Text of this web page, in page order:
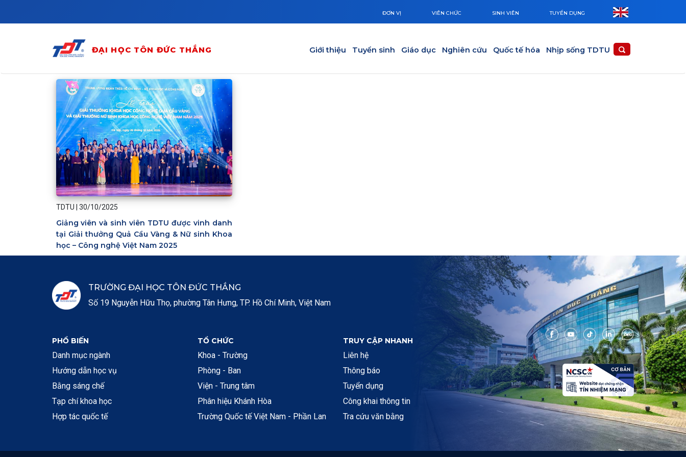
ĐƠN VỊ VIÊN CHỨC SINH VIÊN TUYỂN DỤNG
ĐẠI HỌC TÔN ĐỨC THẮNG Giới thiệu Tuyển sinh Giáo dục Nghiên cứu Quốc tế hóa Nhịp sống TDTU
TDTU 30/10/2025
Giảng viên và sinh viên TDTU được vinh danh
tại Giải thưởng Quả Cầu Vàng & Nữ sinh Khoa
học – Công nghệ Việt Nam 2025
TRƯỜNG ĐẠI HỌC TÔN ĐỨC THẮNG
Số 19 Nguyễn Hữu Thọ, phường Tân Hưng, TP. Hồ Chí Minh, Việt Nam
PHỔ BIẾN
Danh mục ngành
Hướng dẫn học vụ
Bằng sáng chế
Tạp chí khoa học
Hợp tác quốc tế
TỔ CHỨC
Khoa - Trường
Phòng - Ban
Viện - Trung tâm
Phân hiệu Khánh Hòa
Trường Quốc tế Việt Nam - Phần Lan
TRUY CẬP NHANH
Liên hệ
Thông báo
Tuyển dụng
Công khai thông tin
Tra cứu văn bằng